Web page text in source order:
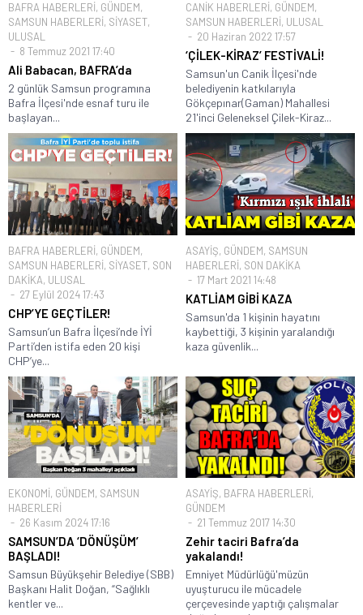
BAFRA HABERLERİ, GÜNDEM,
SAMSUN HABERLERİ, SİYASET,
ULUSAL
8 Temmuz 2021 17:40
Ali Babacan, BAFRA’da
2 günlük Samsun programına
Bafra İlçesi'nde esnaf turu ile
başlayan...
CANİK HABERLERİ, GÜNDEM,
SAMSUN HABERLERİ, ULUSAL
20 Haziran 2022 17:57
‘ÇİLEK-KİRAZ’ FESTİVALİ!
Samsun'un Canik İlçesi'nde
belediyenin katkılarıyla
Gökçepınar(Gaman) Mahallesi
21'inci Geleneksel Çilek-Kiraz...
BAFRA HABERLERİ, GÜNDEM,
SAMSUN HABERLERİ, SİYASET, SON
DAKİKA, ULUSAL
27 Eylül 2024 17:43
CHP’YE GEÇTİLER!
Samsun’un Bafra İlçesi’nde İYİ
Parti’den istifa eden 20 kişi
CHP’ye...
ASAYİŞ, GÜNDEM, SAMSUN
HABERLERİ, SON DAKİKA
17 Mart 2021 14:48
KATLİAM GİBİ KAZA
Samsun'da 1 kişinin hayatını
kaybettiği, 3 kişinin yaralandığı
kaza güvenlik...
EKONOMİ, GÜNDEM, SAMSUN
HABERLERİ
26 Kasım 2024 17:16
SAMSUN’DA ‘DÖNÜŞÜM’
BAŞLADI!
Samsun Büyükşehir Belediye (SBB)
Başkanı Halit Doğan, “Sağlıklı
kentler ve...
ASAYİŞ, BAFRA HABERLERİ,
GÜNDEM
21 Temmuz 2017 14:30
Zehir taciri Bafra’da
yakalandı!
Emniyet Müdürlüğü'müzün
uyuşturucu ile mücadele
çerçevesinde yaptığı çalışmalar